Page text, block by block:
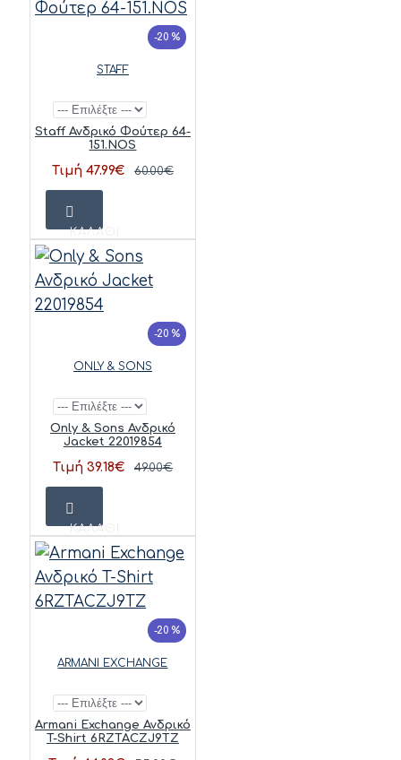
-20 %
STAFF
Staff Ανδρικό Φούτερ 64-
151.NOS
Τιμή 47.99€ 60.00€
ΚΑΛΆΘΙ
-20 %
ONLY & SONS
Only & Sons Ανδρικό
Jacket 22019854
Τιμή 39.18€ 49.00€
ΚΑΛΆΘΙ
-20 %
ARMANI EXCHANGE
Armani Exchange Ανδρικό
T-Shirt 6RZTACZJ9TZ